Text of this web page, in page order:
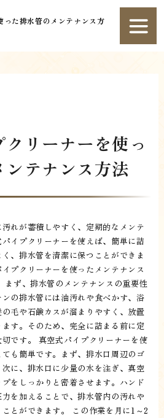
った排水管のメンテナンス方
リーナーを使っ
ンテナンス方法
れが蓄積しやすく、定期的なメンテ
イプクリーナーを使えば、簡単に詰
、排水管を清潔に保つことができま
プクリーナーを使ったメンテナンス
まず、排水管のメンテナンスの重要性
の排水管には油汚れや食べかす、浴
毛や石鹸カスが溜まりやすく、放置
す。そのため、完全に詰まる前に定
です。 真空式パイプクリーナーを使
も簡単です。まず、排水口周辺のゴ
に、排水口に少量の水を注ぎ、真空
をしっかりと密着させます。ハンド
を加えることで、排水管内の汚れや
とができます。 この作業を月に1～2